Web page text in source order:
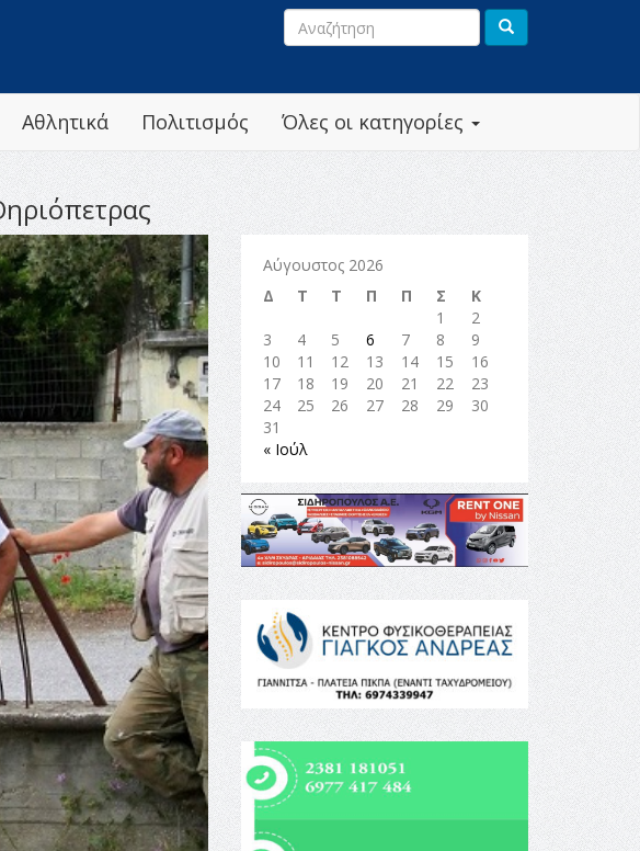
Όλες οι κατηγορίες
Αθλητικά Πολιτισμός
Αύγουστος 2026
Δ
Τ Τ Π Π Σ
Κ
1
2
3
4 5 6 7 8
9
10
11 12 13 14 15
16
17
18 19 20 21 22
23
24
25 26 27 28 29
30
31
« Ιούλ